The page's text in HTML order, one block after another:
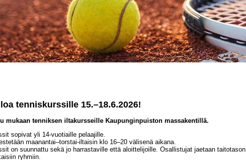
tenniskurssille 15.–18.6.2026!
mukaan tenniksen iltakursseille Kaupunginpuiston massakentillä.
sopivat yli 14-vuotiaille pelaajille.
maanantai–torstai-iltaisin klo 16–20 välisenä aikana.
on suunnattu sekä jo harrastaville että aloittelijoille. Osallistujat jaetaan taitotason
ryhmiin.